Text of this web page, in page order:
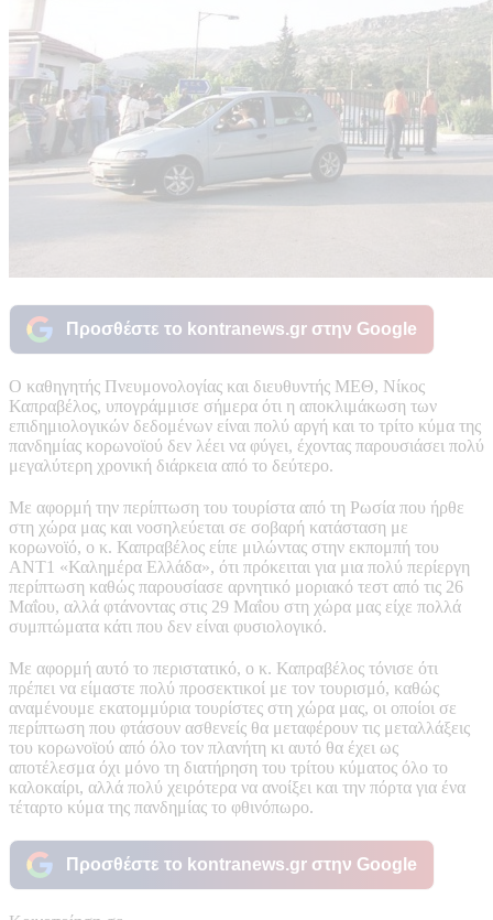
Προσθέστε το kontranews.gr στην Google
Ο καθηγητής Πνευμονολογίας και διευθυντής ΜΕΘ, Νίκος
Καπραβέλος, υπογράμμισε σήμερα ότι η αποκλιμάκωση των
επιδημιολογικών δεδομένων είναι πολύ αργή και το τρίτο κύμα της
πανδημίας κορωνοϊού δεν λέει να φύγει, έχοντας παρουσιάσει πολύ
μεγαλύτερη χρονική διάρκεια από το δεύτερο.
Με αφορμή την περίπτωση του τουρίστα από τη Ρωσία που ήρθε
στη χώρα μας και νοσηλεύεται σε σοβαρή κατάσταση με
κορωνοϊό, ο κ. Καπραβέλος είπε μιλώντας στην εκπομπή του
ΑΝΤ1 «Καλημέρα Ελλάδα», ότι πρόκειται για μια πολύ περίεργη
περίπτωση καθώς παρουσίασε αρνητικό μοριακό τεστ από τις 26
Μαΐου, αλλά φτάνοντας στις 29 Μαΐου στη χώρα μας είχε πολλά
συμπτώματα κάτι που δεν είναι φυσιολογικό.
Με αφορμή αυτό το περιστατικό, ο κ. Καπραβέλος τόνισε ότι
πρέπει να είμαστε πολύ προσεκτικοί με τον τουρισμό, καθώς
αναμένουμε εκατομμύρια τουρίστες στη χώρα μας, οι οποίοι σε
περίπτωση που φτάσουν ασθενείς θα μεταφέρουν τις μεταλλάξεις
του κορωνοϊού από όλο τον πλανήτη κι αυτό θα έχει ως
αποτέλεσμα όχι μόνο τη διατήρηση του τρίτου κύματος όλο το
καλοκαίρι, αλλά πολύ χειρότερα να ανοίξει και την πόρτα για ένα
τέταρτο κύμα της πανδημίας το φθινόπωρο.
Προσθέστε το kontranews.gr στην Google